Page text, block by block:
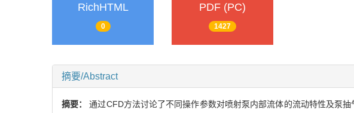
RichHTML
0
PDF (PC)
1427
摘要/Abstract
摘要：通过CFD方法讨论了不同操作参数对喷射泵内部流体的流动特性及泵